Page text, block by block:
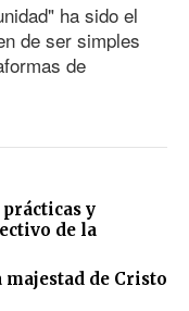
ha sido el
de ser simples
de
y
de la
de Cristo